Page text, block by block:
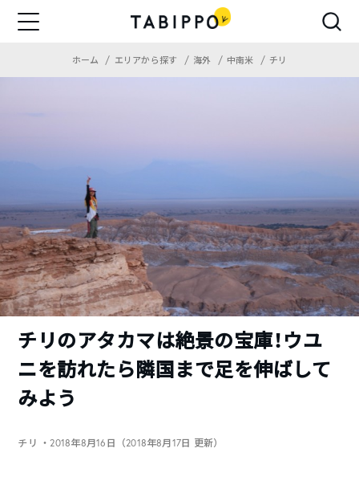
ホーム エリアから探す 海外 中南米 チリ
チリのアタカマは絶景の宝庫！ウユ
ニを訪れたら隣国まで足を伸ばして
みよう
チリ ・2018年8月16日（2018年8月17日 更新）